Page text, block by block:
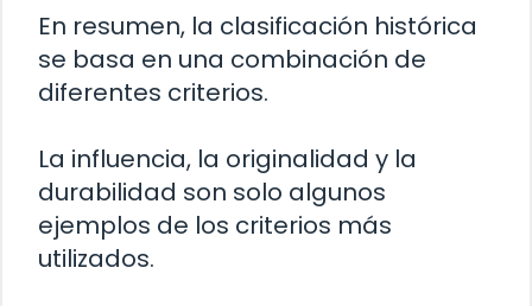
En resumen, la clasificación histórica
se basa en una combinación de
diferentes criterios.
La influencia, la originalidad y la
durabilidad son solo algunos
ejemplos de los criterios más
utilizados.